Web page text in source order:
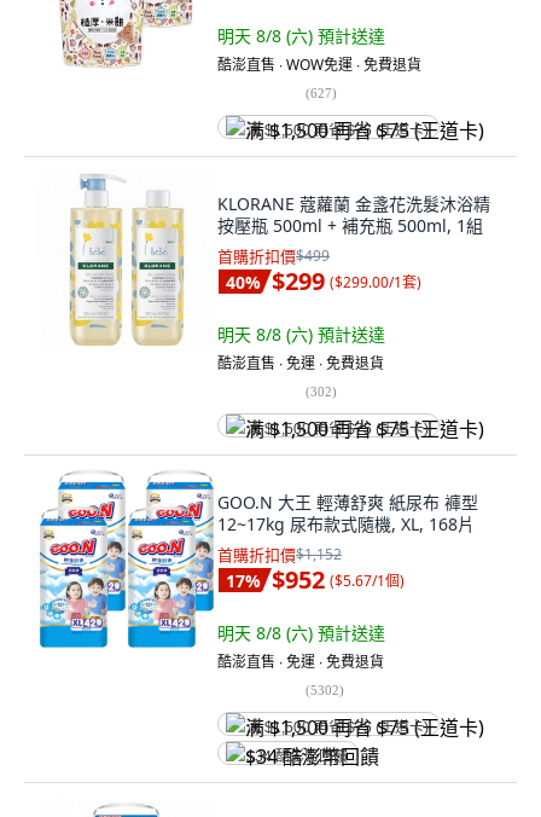
明天 8/8 (六) 預計送達
酷澎直售 ∙ WOW免運 ∙ 免費退貨
(627)
满 $1,500 再省 $75 (王道卡)
KLORANE 蔻蘿蘭 金盞花洗髮沐浴精
按壓瓶 500ml + 補充瓶 500ml, 1組
首購折扣價$499
40% $299 ($299.00/1套)
明天 8/8 (六) 預計送達
酷澎直售 ∙ 免運 ∙ 免費退貨
(302)
满 $1,500 再省 $75 (王道卡)
GOO.N 大王 輕薄舒爽 紙尿布 褲型
12~17kg 尿布款式隨機, XL, 168片
首購折扣價$1,152
17% $952 ($5.67/1個)
明天 8/8 (六) 預計送達
酷澎直售 ∙ 免運 ∙ 免費退貨
(5302)
满 $1,500 再省 $75 (王道卡)
$34 酷澎幣回饋